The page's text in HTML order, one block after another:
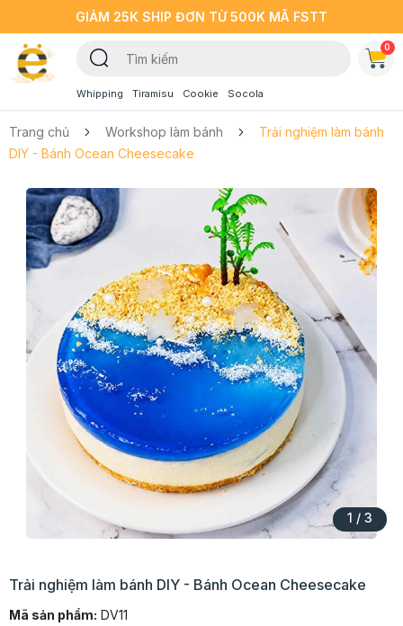
GIẢM 25K SHIP ĐƠN TỪ 500K MÃ FSTT
Whipping Tiramisu Cookie Socola
0
Trang chủ Workshop làm bánh
Trải nghiệm làm bánh
DIY - Bánh Ocean Cheesecake
1 / 3
Trải nghiệm làm bánh DIY - Bánh Ocean Cheesecake
Mã sản phẩm: DV11